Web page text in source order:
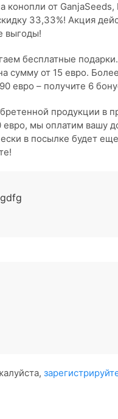
конопли от
33,33%! Акция
выгоды!
бесплатные
сумму от 15 евро.
евро – получите 6
продукции в
мы оплатим вашу
в посылке будет